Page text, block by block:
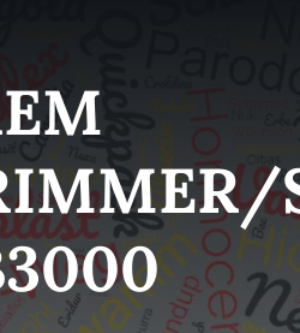
Shop